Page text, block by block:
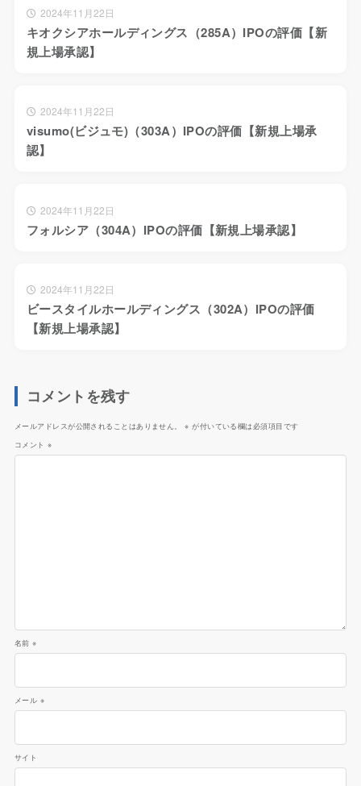
2024年11月22日
キオクシアホールディングス（285A）IPOの評価【新
規上場承認】
2024年11月22日
visumo(ビジュモ)（303A）IPOの評価【新規上場承
認】
2024年11月22日
フォルシア（304A）IPOの評価【新規上場承認】
2024年11月22日
ビースタイルホールディングス（302A）IPOの評価
【新規上場承認】
コメントを残す
メールアドレスが公開されることはありません。 ※ が付いている欄は必須項目です
コメント※
名前※
メール ※
サイト